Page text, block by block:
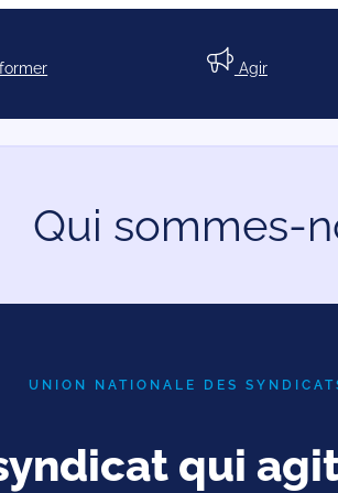
Agir
Qui sommes-
UNION NATIONALE DES
qui